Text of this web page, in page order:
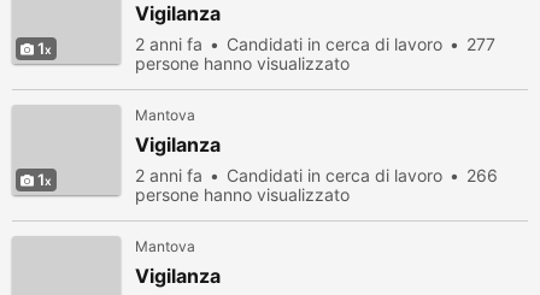
1
Vigilanza
2 anni fa Candidati in cerca di lavoro
277
persone hanno visualizzato
1
Mantova
Vigilanza
2 anni fa Candidati in cerca di lavoro
266
persone hanno visualizzato
Mantova
Vigilanza